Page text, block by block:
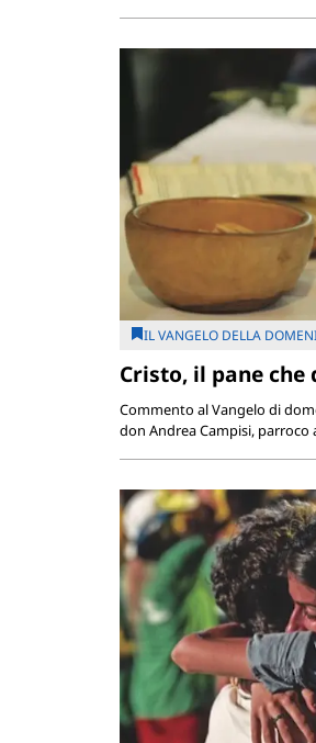
IL VANGELO DELLA
Cristo, il pane
Commento al Vangelo di
don Andrea Campisi, parroco